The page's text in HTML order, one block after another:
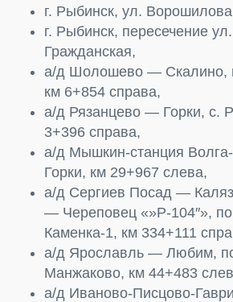
г. Рыбинск, ул.
г. Рыбинск, пересечение
Гражданская,
а/д Шолошево — Скалино,
км 6+854 справа,
а/д Рязанцево — Горки, с.
3+396 справа,
а/д Мышкин-станция
Горки, км 29+967 слева,
а/д Сергиев Посад —
— Череповец «»Р-104″»,
Каменка-1, км 334+111
а/д Ярославль — Любим,
Манжаково, км 44+483
а/д Иваново-Писцово-